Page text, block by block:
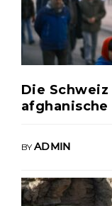
Die
afghanische
BY ADMIN